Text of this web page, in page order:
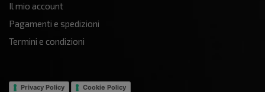
Il mio account
Pagamenti e spedizioni
Termini e condizioni
Privacy Policy Cookie Policy